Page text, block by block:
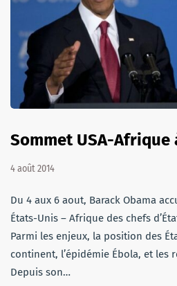
Sommet USA-Afrique
4 août 2014
Du 4 aux 6 aout, Barack Obama
États-Unis – Afrique des chefs
Parmi les enjeux, la position des
continent, l’épidémie Ébola, et les
Depuis son…